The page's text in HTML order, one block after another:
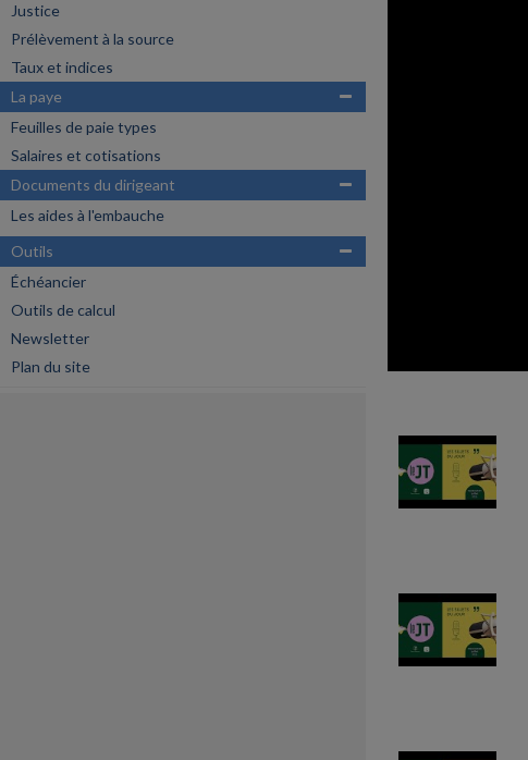
Justice
Prélèvement à la source
Taux et indices
La paye
Feuilles de paie types
Salaires et cotisations
Documents du dirigeant
Les aides à l'embauche
Outils
Échéancier
Outils de calcul
Newsletter
Plan du site